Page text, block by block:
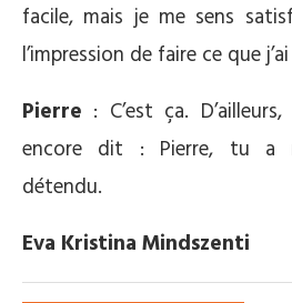
facile, mais je me sens
l’impression de faire ce que
Pierre : C’est ça.
encore dit : Pierre, tu a
détendu.
Eva Kristina Mindszenti